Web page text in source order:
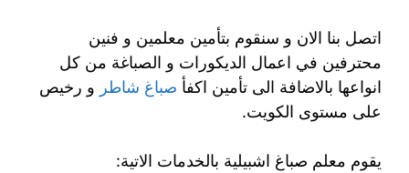
اتصل بنا الان و سنقوم بتأمين معلمين و فنين
محترفين في اعمال الديكورات و الصباغة من كل
انواعها بالاضافة الى تأمين اكفأ صباغ شاطر و رخيص
على مستوى الكويت.
يقوم معلم صباغ اشبيلية بالخدمات الاتية: